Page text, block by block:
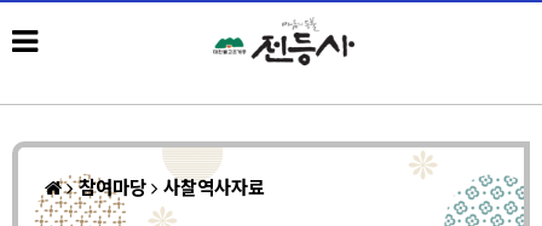
참여마당 사찰역사자료